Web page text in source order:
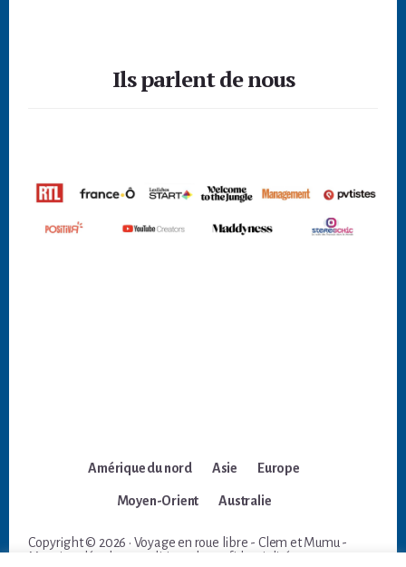
Ils parlent de nous
Amérique du nord Asie Europe
Moyen-Orient Australie
Copyright © 2026 · Voyage en roue libre - Clem et Mumu -
Mentions légales et politique de confidentialité